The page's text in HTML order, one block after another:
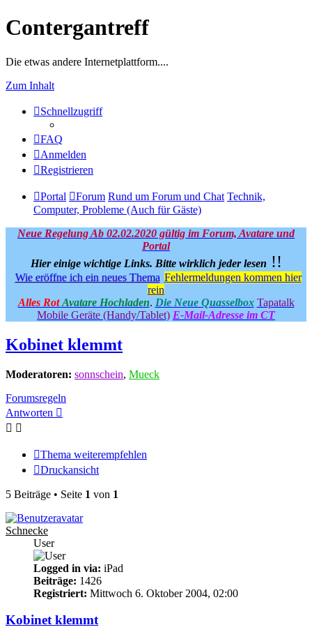
Contergantreff
Die etwas andere Internetplattform....
Zum Inhalt
Schnellzugriff
FAQ
Anmelden
Registrieren
Portal Forum Rund um Forum und Chat Technik,
Computer, Probleme (Auch für Gäste)
Neue Regelung Ab 02.02.2020 gültig im Forum, Avatare und
Portal
Hier einige wichtige Links. Bitte wirklich jeder lesen !!
Wie eröffne ich ein neues Thema Fehlermeldungen kommen hier
rein
Alles Rot Avatare Hochladen. Die Neue Quasselbox Tapatalk
Mobile Geräte (Handy/Tablet) E-Mail-Adresse im CT
Kobinet klemmt
Moderatoren: sonnschein, Mueck
Forumsregeln
Antworten
Thema weiterempfehlen
Druckansicht
5 Beiträge • Seite 1 von 1
Schnecke
User
Logged in via: iPad
Beiträge: 1426
Registriert: Mittwoch 6. Oktober 2004, 02:00
Kobinet klemmt